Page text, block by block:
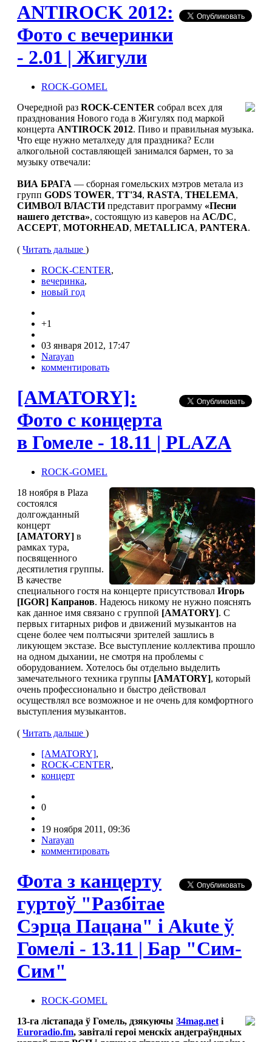
ANTIROCK 2012:
Фото с вечеринки
- 2.01 | Жигули
ROCK-GOMEL
Очередной раз ROCK-CENTER собрал всех для
празднования Нового года в Жигулях под маркой
концерта ANTIROCK 2012. Пиво и правильная музыка.
Что еще нужно металхеду для праздника? Если
алкогольной составляющей занимался бармен, то за
музыку отвечали:
ВИА БРАГА — сборная гомельских мэтров метала из
групп GODS TOWER, TT'34, RASTA, THELEMA,
СИМВОЛ ВЛАСТИпредставит программу «Песни
нашего детства», состоящую из каверов на AC/DC,
ACCEPT, MOTORHEAD, METALLICA, PANTERA.
( Читать дальше )
ROCK-CENTER,
вечеринка,
новый год
+1
03 января 2012, 17:47
Narayan
комментировать
[AMATORY]:
Фото с концерта
в Гомеле - 18.11 | PLAZA
ROCK-GOMEL
18 ноября в Plaza
состоялся
долгожданный
концерт
[AMATORY] в
рамках тура,
посвященного
десятилетия группы.
В качестве
специального гостя на концерте присутствовал Игорь
[IGOR] Капранов. Надеюсь никому не нужно пояснять
как данное имя связано с группой [AMATORY]. С
первых гитарных рифов и движений музыкантов на
сцене более чем полтысячи зрителей зашлись в
ликующем экстазе. Все выступление коллектива прошло
на одном дыхании, не смотря на проблемы с
оборудованием. Хотелось бы отдельно выделить
замечательного техника группы [AMATORY], который
очень профессионально и быстро действовал
осуществлял все возможное и не очень для комфортного
выступления музыкантов.
( Читать дальше )
[AMATORY],
ROCK-CENTER,
концерт
0
19 ноября 2011, 09:36
Narayan
комментировать
Фота з канцерту
гуртоў "Разбітае
Сэрца Пацана" і Akute ў
Гомелi - 13.11 | Бар "Сим-
Сим"
ROCK-GOMEL
13-га лістапада ў Гомель, дзякуючы 34mag.net і
Euroradio.fm, завіталi героі менскіх андеграўндных